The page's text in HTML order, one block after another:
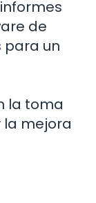
de
para un
la toma
la mejora